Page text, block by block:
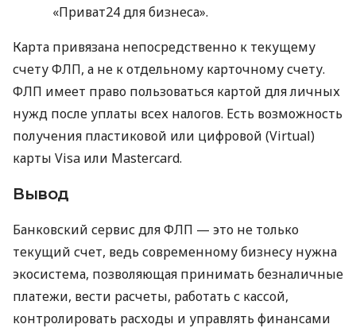
«Приват24 для бизнеса».
Карта привязана непосредственно к текущему
счету ФЛП, а не к отдельному карточному счету.
ФЛП имеет право пользоваться картой для личных
нужд после уплаты всех налогов. Есть возможность
получения пластиковой или цифровой (Virtual)
карты Visa или Mastercard.
Вывод
Банковский сервис для ФЛП — это не только
текущий счет, ведь современному бизнесу нужна
экосистема, позволяющая принимать безналичные
платежи, вести расчеты, работать с кассой,
контролировать расходы и управлять финансами